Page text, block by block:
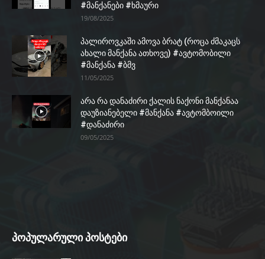
#მანქანები #ხმაური
19/08/2025
პალიროვკაში ამოვა ბრატ (როცა ძმაკაცს
ახალი მანქანა ათხოვე) #ავტომობილი
#მანქანა #ბმვ
11/05/2025
არა რა დანაძირი ქალის ნაქონი მანქანაა
დაუზიანებელი #მანქანა #ავტომბოილი
#დანაძირი
09/05/2025
პოპულარული პოსტები